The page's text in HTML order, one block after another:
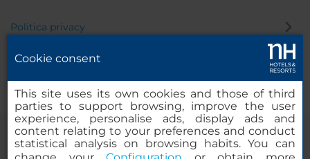
Politica privacy
Cookie consent
This site uses its own cookies and those of third
parties to support browsing, improve the user
experience, personalise ads, display ads and
content relating to your preferences and conduct
statistical analysis on browsing habits. You can